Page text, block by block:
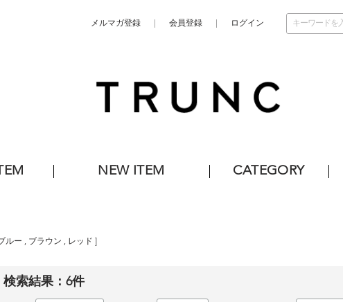
メルマガ登録 会員登録 ログイン
NEW ITEM CATEGORY
ルー , ブラウン , レッド
検索結果： 6件